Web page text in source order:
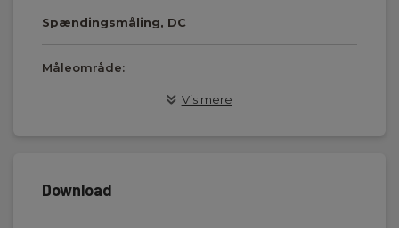
Spændingsmåling, DC
Måleområde:
Måleområde:
Vis mere
Download